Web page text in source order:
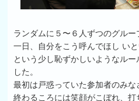
ランダムに５〜６人ずつのグル
一日、自分をこう呼んでほし い
という少し恥ずかしいようなル
した。
最初は戸惑っていた参加者のみ
終わるころには笑顔がこぼれ、